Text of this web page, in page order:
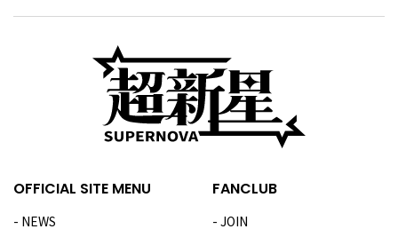
OFFICIAL SITE MENU
NEWS
FANCLUB
JOIN